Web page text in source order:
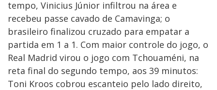
tempo, Vinicius Júnior infiltrou na área e
recebeu passe cavado de Camavinga; o
brasileiro finalizou cruzado para empatar a
partida em 1 a 1. Com maior controle do jogo, o
Real Madrid virou o jogo com Tchouaméni, na
reta final do segundo tempo, aos 39 minutos:
Toni Kroos cobrou escanteio pelo lado direito,